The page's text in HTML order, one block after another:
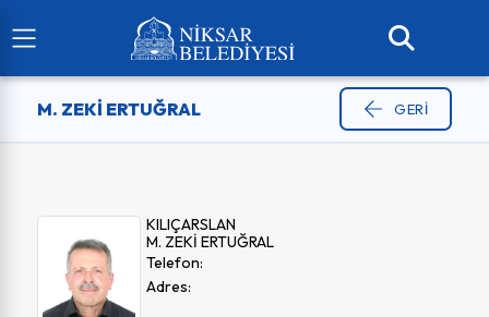
M. ZEKİ ERTUĞRAL GERI
KILIÇARSLAN
M. ZEKİ ERTUĞRAL
Telefon:
Adres: